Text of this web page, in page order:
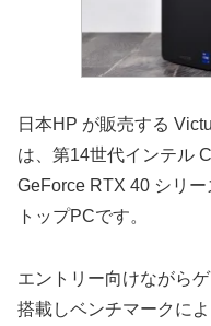
日本HP が販売する
は、第14世代インテル
GeForce RTX 40 シリ
トップPCです。
エントリー向けながら
搭載しベンチマークに